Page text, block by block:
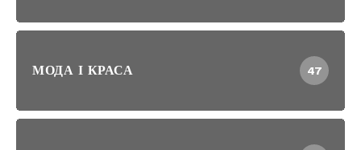
МОДА І КРАСА 47